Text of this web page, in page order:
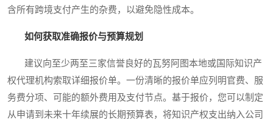
含所有跨境支付产生的杂费，以避免隐性成本。
如何获取准确报价与预算规划
建议向至少两至三家信誉良好的瓦努阿图本地或国际知识产
权代理机构索取详细报价单。一份清晰的报价单应列明官费、服
务费分项、可能的额外费用及支付节点。基于报价，您可以制定
从申请到未来十年续展的长期预算表，将知识产权支出纳入公司